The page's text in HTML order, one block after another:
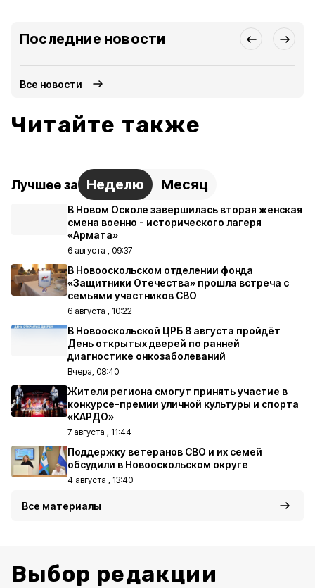
Последние новости
Все новости
Читайте также
Лучшее за Неделю Месяц
В Новом Осколе завершилась вторая женская
смена военно - исторического лагеря
«Армата»
6 августа , 09:37
В Новооскольском отделении фонда
«Защитники Отечества» прошла встреча с
семьями участников СВО
6 августа , 10:22
В Новооскольской ЦРБ 8 августа пройдёт
День открытых дверей по ранней
диагностике онкозаболеваний
Вчера, 08:40
Жители региона смогут принять участие в
конкурсе-премии уличной культуры и спорта
«КАРДО»
7 августа , 11:44
Поддержку ветеранов СВО и их семей
обсудили в Новооскольском округе
4 августа , 13:40
Все материалы
Выбор редакции